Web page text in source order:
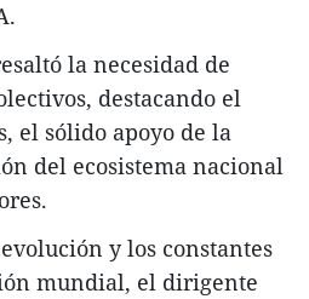
la necesidad de
destacando el
el sólido apoyo de la
del ecosistema nacional
y los constantes
mundial, el dirigente